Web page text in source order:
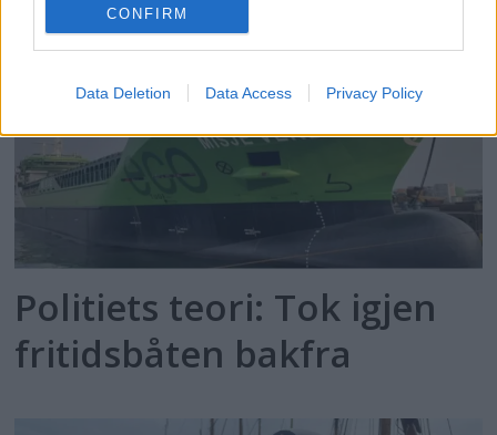
CONFIRM
Data Deletion Data Access Privacy Policy
Politiets teori: Tok igjen
fritidsbåten bakfra